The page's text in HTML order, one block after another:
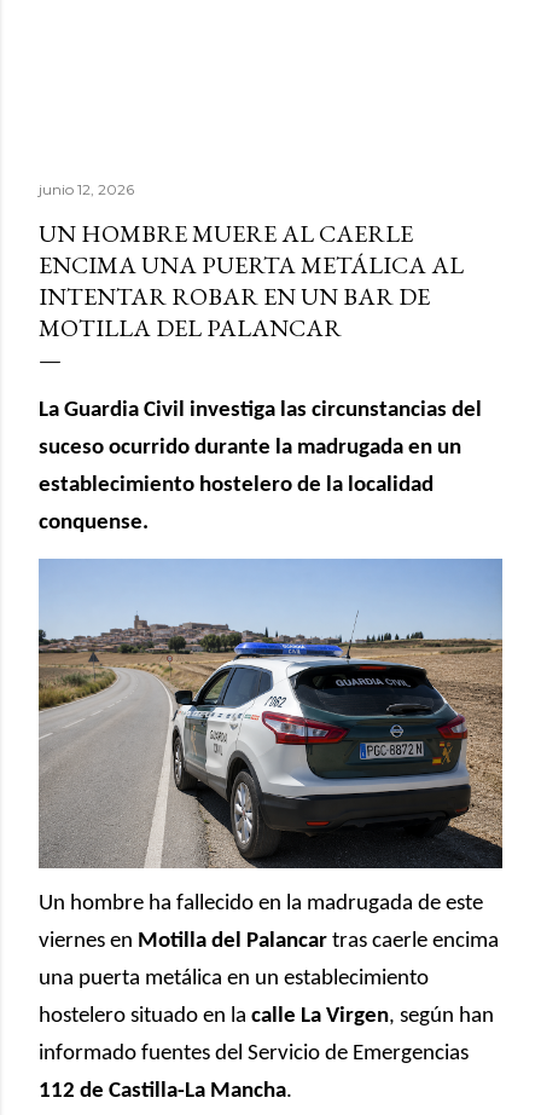
junio 12, 2026
UN HOMBRE MUERE AL CAERLE
ENCIMA UNA PUERTA METÁLICA AL
INTENTAR ROBAR EN UN BAR DE
MOTILLA DEL PALANCAR
La Guardia Civil investiga las circunstancias del
suceso ocurrido durante la madrugada en un
establecimiento hostelero de la localidad
conquense.
Un hombre ha fallecido en la madrugada de este
viernes en Motilla del Palancar tras caerle encima
una puerta metálica en un establecimiento
hostelero situado en la calle La Virgen, según han
informado fuentes del Servicio de Emergencias
112 de Castilla-La Mancha.